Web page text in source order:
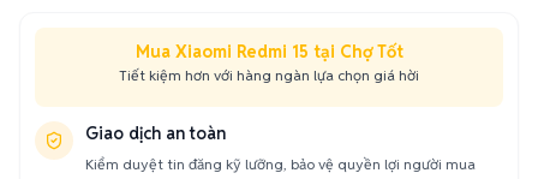
Mua Xiaomi Redmi 15 tại Chợ Tốt
Tiết kiệm hơn với hàng ngàn lựa chọn giá hời
Giao dịch an toàn
Kiểm duyệt tin đăng kỹ lưỡng, bảo vệ quyền lợi người mua